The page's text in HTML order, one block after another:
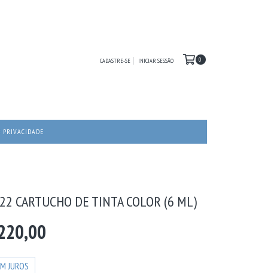
CADASTRE-SE INICIAR SESSÃO 0
PRIVACIDADE
CARTUCHO DE TINTA COLOR (6 ML)
JUROS